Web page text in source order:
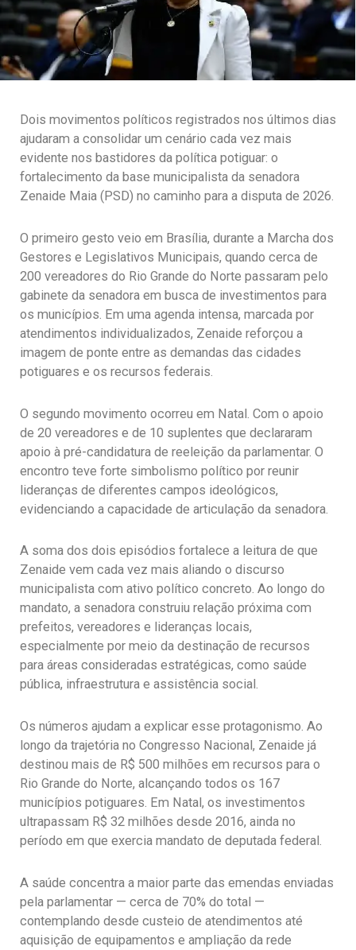
Dois movimentos políticos registrados nos últimos dias
ajudaram a consolidar um cenário cada vez mais
evidente nos bastidores da política potiguar: o
fortalecimento da base municipalista da senadora
Zenaide Maia (PSD) no caminho para a disputa de 2026.
O primeiro gesto veio em Brasília, durante a Marcha dos
Gestores e Legislativos Municipais, quando cerca de
200 vereadores do Rio Grande do Norte passaram pelo
gabinete da senadora em busca de investimentos para
os municípios. Em uma agenda intensa, marcada por
atendimentos individualizados, Zenaide reforçou a
imagem de ponte entre as demandas das cidades
potiguares e os recursos federais.
O segundo movimento ocorreu em Natal. Com o apoio
de 20 vereadores e de 10 suplentes que declararam
apoio à pré-candidatura de reeleição da parlamentar. O
encontro teve forte simbolismo político por reunir
lideranças de diferentes campos ideológicos,
evidenciando a capacidade de articulação da senadora.
A soma dos dois episódios fortalece a leitura de que
Zenaide vem cada vez mais aliando o discurso
municipalista com ativo político concreto. Ao longo do
mandato, a senadora construiu relação próxima com
prefeitos, vereadores e lideranças locais,
especialmente por meio da destinação de recursos
para áreas consideradas estratégicas, como saúde
pública, infraestrutura e assistência social.
Os números ajudam a explicar esse protagonismo. Ao
longo da trajetória no Congresso Nacional, Zenaide já
destinou mais de R$ 500 milhões em recursos para o
Rio Grande do Norte, alcançando todos os 167
municípios potiguares. Em Natal, os investimentos
ultrapassam R$ 32 milhões desde 2016, ainda no
período em que exercia mandato de deputada federal.
A saúde concentra a maior parte das emendas enviadas
pela parlamentar — cerca de 70% do total —
contemplando desde custeio de atendimentos até
aquisição de equipamentos e ampliação da rede